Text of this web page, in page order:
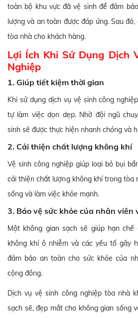
toàn bộ khu vực đã vệ sinh để đảm
lượng và an toàn được đáp ứng. Sau
tòa nhà cho khách hàng.
Lợi Ích Khi Sử Dụng Dịch
Nghiệp
1. Giúp tiết kiệm thời gian
Khi sử dụng dịch vụ vệ sinh công
tự làm việc dọn dẹp. Nhờ đội ngũ
sinh sẽ được thực hiện nhanh chóng và
2. Cải thiện chất lượng không khí
Vệ sinh công nghiệp giúp loại bỏ bụi
cải thiện chất lượng không khí trong tòa
sống và làm việc khỏe mạnh.
3. Bảo vệ sức khỏe của nhân viên
Một không gian sạch sẽ giúp hạn
không khí ô nhiễm và các yếu tố gây
đảm bảo an toàn cho sức khỏe của
cộng đồng.
Dịch vụ vệ sinh công nghiệp tòa nhà
sạch sẽ, đẹp mắt cho không gian sống